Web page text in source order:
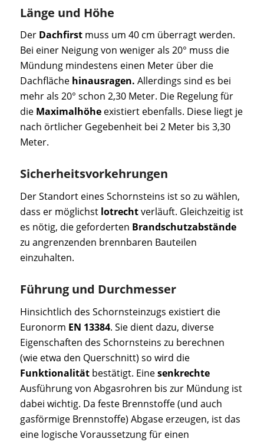
Länge und Höhe
Der Dachfirstmuss um 40 cm überragt werden.
Bei einer Neigung von weniger als 20° muss die
Mündung mindestens einen Meter über die
Dachfläche hinausragen. Allerdings sind es bei
mehr als 20° schon 2,30 Meter. Die Regelung für
die Maximalhöheexistiert ebenfalls. Diese liegt je
nach örtlicher Gegebenheit bei 2 Meter bis 3,30
Meter.
Sicherheitsvorkehrungen
Der Standort eines Schornsteins ist so zu wählen,
dass er möglichst lotrechtverläuft. Gleichzeitig ist
es nötig, die geforderten Brandschutzabstände
zu angrenzenden brennbaren Bauteilen
einzuhalten.
Führung und Durchmesser
Hinsichtlich des Schornsteinzugs existiert die
Euronorm EN 13384. Sie dient dazu, diverse
Eigenschaften des Schornsteins zu berechnen
(wie etwa den Querschnitt) so wird die
Funktionalitätbestätigt. Einesenkrechte
Ausführung von Abgasrohren bis zur Mündung ist
dabei wichtig. Da feste Brennstoffe (und auch
gasförmige Brennstoffe) Abgase erzeugen, ist das
eine logische Voraussetzung für einen